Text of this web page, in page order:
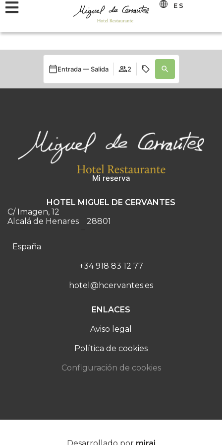
ES
Entrada — Salida 2
Mi reserva
HOTEL MIGUEL DE CERVANTES
C/ Imagen, 12
Alcalá de Henares
28801
España
+34 918 83 12 77
hotel@hcervantes.es
ENLACES
Aviso legal
Política de cookies
Configuración de cookies